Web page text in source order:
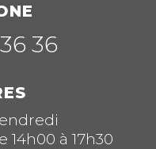
36
14h00 à 17h30